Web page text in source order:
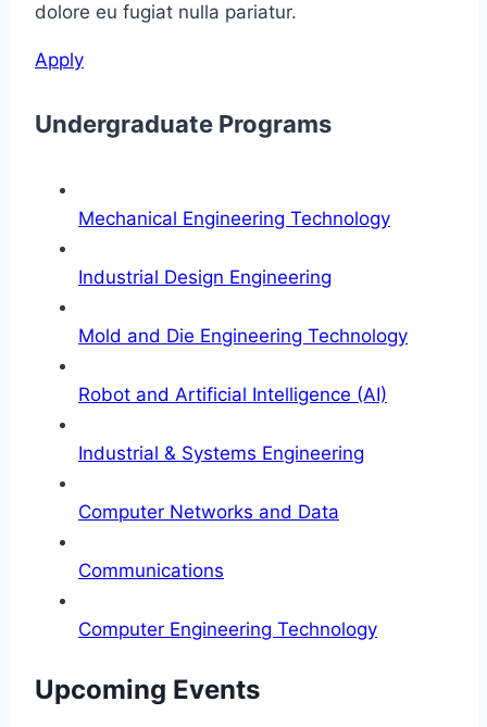
dolore eu fugiat nulla pariatur.
Apply
Undergraduate Programs
Mechanical Engineering Technology
Industrial Design Engineering
Mold and Die Engineering Technology
Robot and Artificial Intelligence (AI)
Industrial & Systems Engineering
Computer Networks and Data
Communications
Computer Engineering Technology
Upcoming Events